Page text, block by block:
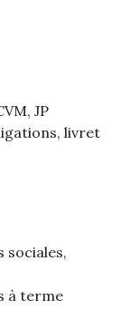
JP
livret
sociales,
à terme